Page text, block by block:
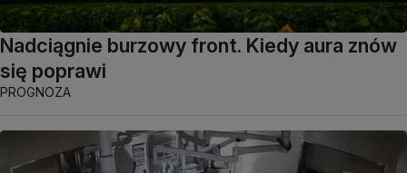
Nadciągnie burzowy front. Kiedy aura znów
się poprawi
PROGNOZA